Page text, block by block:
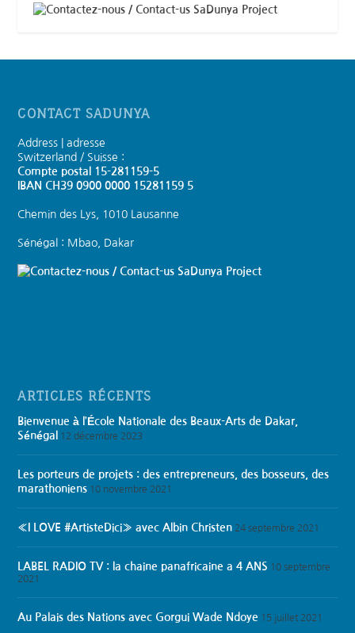
SaDunya Project
CONTACT SADUNYA
Address | adresse
Switzerland / Suisse :
Compte postal 15-281159-5
IBAN CH39 0900 0000 15281159 5
Chemin des Lys, 1010 Lausanne
Sénégal : Mbao, Dakar
SaDunya Project
ARTICLES RÉCENTS
Bienvenue à l’École Nationale des Beaux-Arts de Dakar,
Sénégal
12 décembre 2023
Les porteurs de projets : des entrepreneurs, des bosseurs, des
marathoniens 10 novembre 2021
«I LOVE #ArtisteDici» avec Albin Christen 24 septembre 2021
LABEL RADIO TV : la chaine panafricaine a 4 ANS 10 septembre
2021
Au Palais des Nations avec Gorgui Wade Ndoye 15 juillet 2021